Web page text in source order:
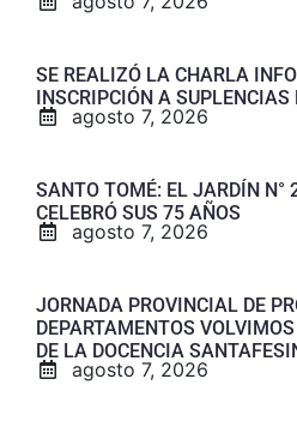
SE REALIZÓ LA CHARLA
INSCRIPCIÓN A
agosto 7, 2026
SANTO TOMÉ: EL JARDÍN N°
CELEBRÓ SUS 75 AÑOS
agosto 7, 2026
JORNADA PROVINCIAL DE
DEPARTAMENTOS
DE LA DOCENCIA
agosto 7, 2026